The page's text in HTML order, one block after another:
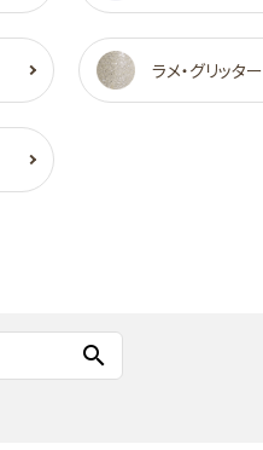
ラメ・グリッター
search